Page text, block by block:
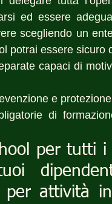
ed essere
scegliendo un
potrai essere sicuro
capaci di
e
di
per tutti
attività